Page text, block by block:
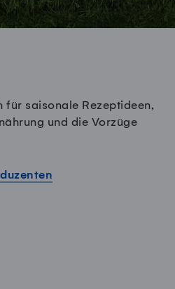
für saisonale Rezeptideen,
und die Vorzüge